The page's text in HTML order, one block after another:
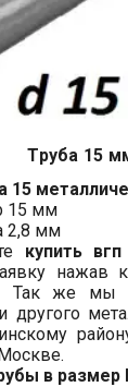
Труба 15
15
15 мм
2,8 мм
купить
нажав
Так же мы
и другого
в